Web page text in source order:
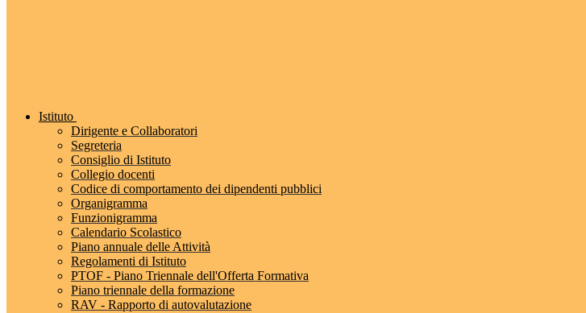
Istituto
Dirigente e Collaboratori
Segreteria
Consiglio di Istituto
Collegio docenti
Codice di comportamento dei dipendenti pubblici
Organigramma
Funzionigramma
Calendario Scolastico
Piano annuale delle Attività
Regolamenti di Istituto
PTOF - Piano Triennale dell'Offerta Formativa
Piano triennale della formazione
RAV - Rapporto di autovalutazione